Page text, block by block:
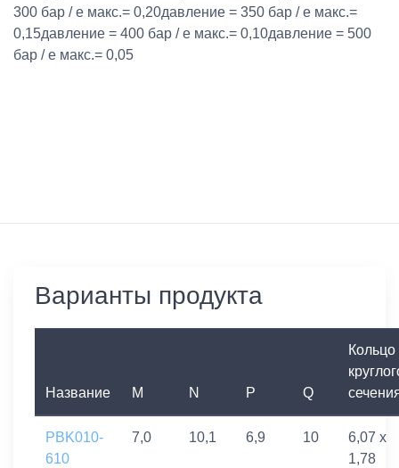
300 бар / e макс.= 0,20давление = 350 бар / e макс.=
0,15давление = 400 бар / e макс.= 0,10давление = 500
бар / e макс.= 0,05
Варианты продукта
Название M N P Q
Кольцо
PBK010-
610
7,0 10,1 6,9 10
6,07 x
1,78